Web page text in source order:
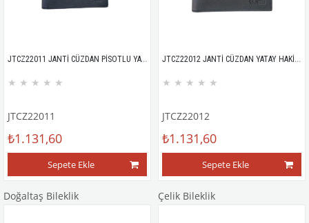
JTCZ22011 JANTİ CÜZDAN PİSOTLU YATAY %100 DERİ ANALİN 2063
★ ★ ★ ★ ★
JTCZ22011
₺1.131,60
Sepete Ekle
JTCZ22012 JANTİ CÜZDAN YATAY HAKİKİ DERİ MICRO DESEN 2664
★ ★ ★ ★ ★
JTCZ22012
₺1.131,60
Sepete Ekle
Doğaltaş Bileklik Çelik Bileklik